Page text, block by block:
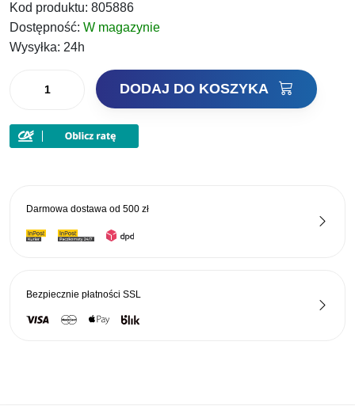
wynosiła:
Kod produktu: 805886
Dostępność: W magazynie
Wysyłka: 24h
Decoy
Shot
Nr6
DODAJ DO KOSZYKA
Darmowa dostawa od 500 zł
Bezpiecznie płatności SSL